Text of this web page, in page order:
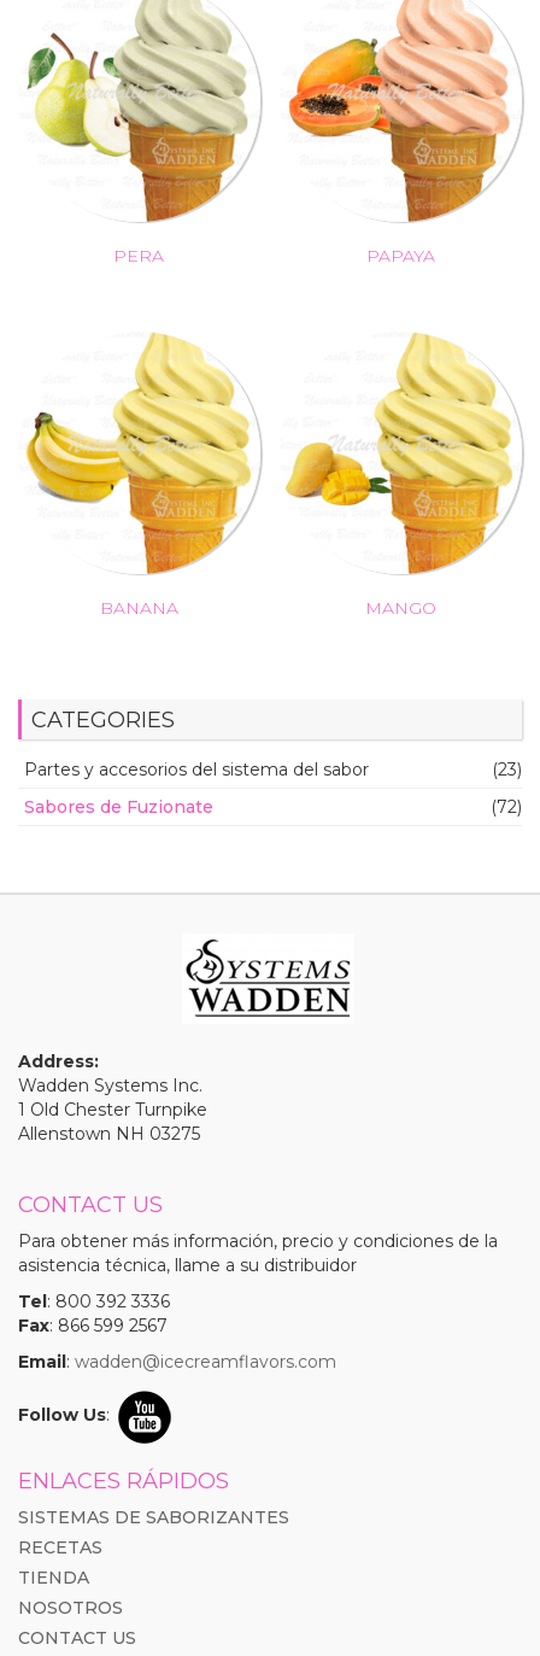
PERA PAPAYA
BANANA MANGO
CATEGORIES
Partes y accesorios del sistema del sabor
(23)
Sabores de Fuzionate
(72)
Address:
Wadden Systems Inc.
1 Old Chester Turnpike
Allenstown NH 03275
CONTACT US
Para obtener más información, precio y condiciones de la
asistencia técnica, llame a su distribuidor
Tel : 800 392 3336
Fax: 866 599 2567
Email : wadden@icecreamflavors.com
Follow Us:
ENLACES RÁPIDOS
SISTEMAS DE SABORIZANTES
RECETAS
TIENDA
NOSOTROS
CONTACT US